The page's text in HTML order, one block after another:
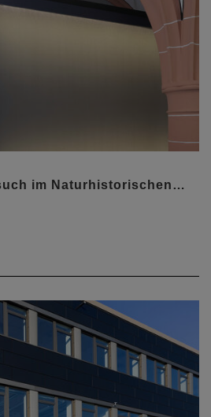
im Naturhistorischen…